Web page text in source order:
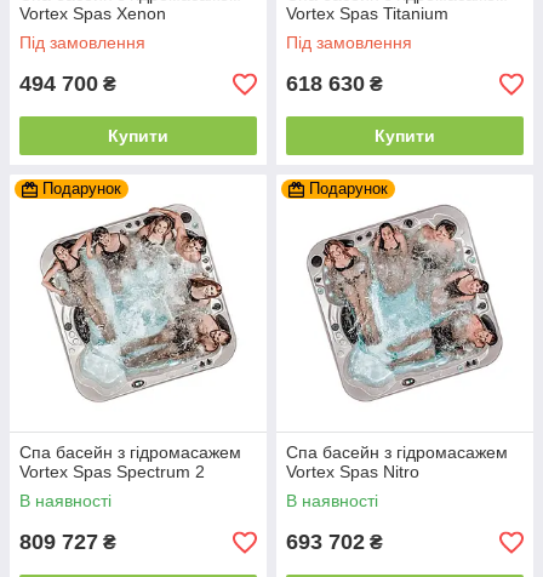
Vortex Spas Xenon
Під замовлення
494 700 ₴
Купити
Vortex Spas Titanium
Під замовлення
618 630 ₴
Купити
Подарунок
Спа басейн з гідромасажем
Vortex Spas Spectrum 2
В наявності
809 727 ₴
Подарунок
Спа басейн з гідромасажем
Vortex Spas Nitro
В наявності
693 702 ₴